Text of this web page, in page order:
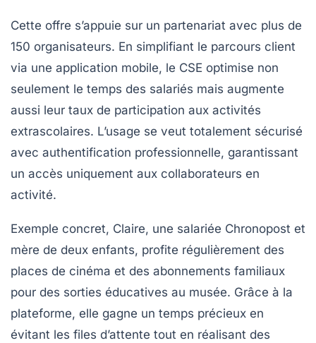
Cette offre s’appuie sur un partenariat avec plus de
150 organisateurs. En simplifiant le parcours client
via une application mobile, le CSE optimise non
seulement le temps des salariés mais augmente
aussi leur taux de participation aux activités
extrascolaires. L’usage se veut totalement sécurisé
avec authentification professionnelle, garantissant
un accès uniquement aux collaborateurs en
activité.
Exemple concret, Claire, une salariée Chronopost et
mère de deux enfants, profite régulièrement des
places de cinéma et des abonnements familiaux
pour des sorties éducatives au musée. Grâce à la
plateforme, elle gagne un temps précieux en
évitant les files d’attente tout en réalisant des